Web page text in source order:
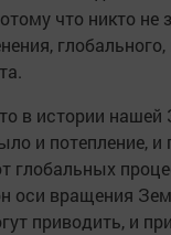
что никто не
в истории нашей
и потепление, и
глобальных
оси вращения
приводить, и